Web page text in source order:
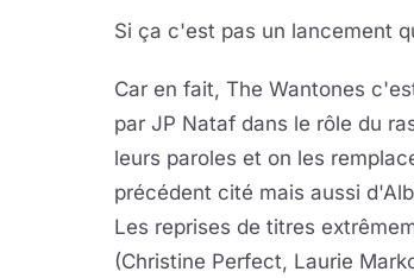
Si ça c'est pas un lancement
Car en fait, The Wantones
par JP Nataf dans le rôle du
leurs paroles et on les
précédent cité mais aussi
Les reprises de titres
(Christine Perfect, Laurie